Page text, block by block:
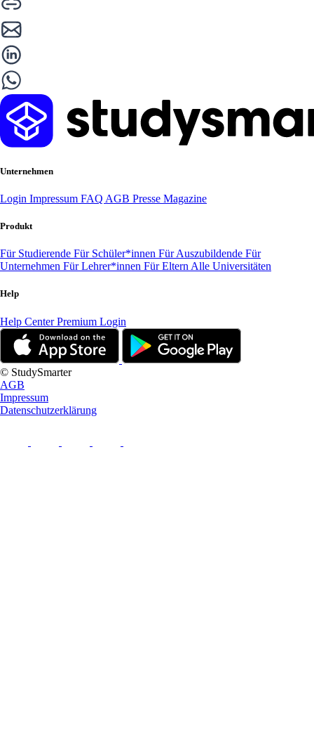
Unternehmen
Login Impressum FAQ AGB Presse Magazine
Produkt
Für Studierende Für Schüler*innen Für Auszubildende Für
Unternehmen Für Lehrer*innen Für Eltern Alle Universitäten
Help
Help CenterPremium Login
© StudySmarter
AGB
Impressum
Datenschutzerklärung